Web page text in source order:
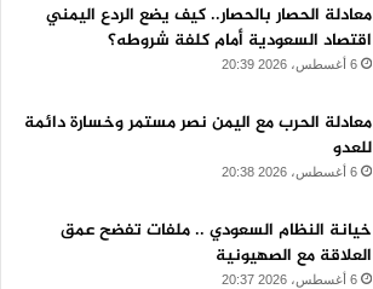
معادلة الحصار بالحصار.. كيف يضع الردع اليمني
اقتصاد السعودية أمام كلفة شروطه؟
6 أغسطس، 2026 20:39
معادلة الحرب مع اليمن نصر مستمر وخسارة دائمة
للعدو
6 أغسطس، 2026 20:38
خيانة النظام السعودي .. ملفات تفضح عمق
العلاقة مع الصهيونية
6 أغسطس، 2026 20:37